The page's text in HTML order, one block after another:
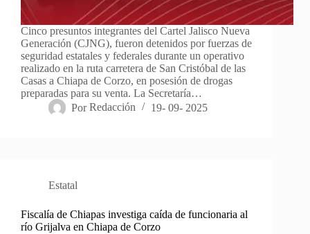
Cinco presuntos integrantes del Cartel Jalisco Nueva
Generación (CJNG), fueron detenidos por fuerzas de
seguridad estatales y federales durante un operativo
realizado en la ruta carretera de San Cristóbal de las
Casas a Chiapa de Corzo, en posesión de drogas
preparadas para su venta. La Secretaría…
Por Redacción 19- 09- 2025
Estatal
Fiscalía de Chiapas investiga caída de funcionaria al
río Grijalva en Chiapa de Corzo